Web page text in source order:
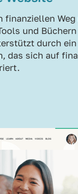
finanziellen
und
durch
das sich auf